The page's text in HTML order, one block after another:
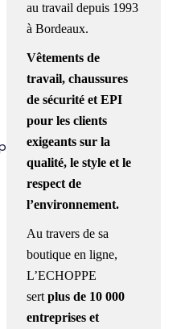
au travail depuis 1993
à Bordeaux.
Vêtements de
travail, chaussures
de sécurité et EPI
pour les clients
exigeants sur la
qualité, le style et le
respect de
l’environnement.
Au travers de sa
boutique en ligne,
L’ECHOPPE
sertplus de 10 000
entreprises et